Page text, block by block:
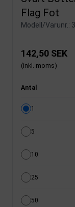
Flag Fot
Modell/Varunr.:
142,50 SEK
(inkl. moms)
Antal
1
5
10
25
50